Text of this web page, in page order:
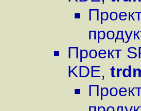
Проект
KDE,